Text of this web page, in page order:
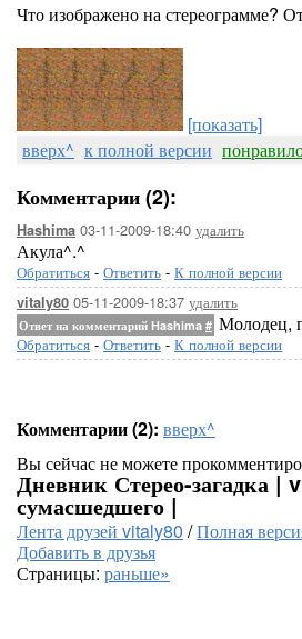
Что изображено на стереограмме?
[показать]
вверх^ к полной версии
Комментарии (2):
Hashima 03-11-2009-18:40 удалить
Акула^.^
Обратиться - Ответить - К полной версии
vitaly80 05-11-2009-18:37 удалить
Ответ на комментарий Hashima # Молодец,
Обратиться - Ответить - К полной версии
Комментарии (2): вверх^
Вы сейчас не можете
Дневник Стерео-загадка |
сумасшедшего |
Лента друзей vitaly80 /Полная
Добавить в друзья
Страницы: раньше»